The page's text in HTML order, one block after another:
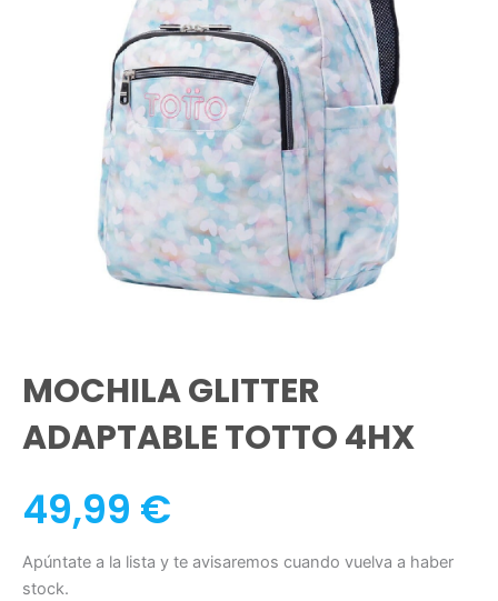
MOCHILA GLITTER
ADAPTABLE TOTTO 4HX
49,99 €
Apúntate a la lista y te avisaremos cuando vuelva a haber
stock.